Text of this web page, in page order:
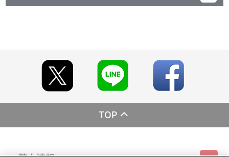
ざいます。
※本商品は、今後一般店舗、イベント会場や海外等で販売する場合
があります。
※撮影環境やご利用のモニター環境により､実物と多少異なって見え
る場合がございます。
※商品画像はイメージです。実際の商品仕様が異なる場合がござい
ます。あらかじめご了承ください。
※すでにご注文しているかのご確認には､｢マイページ｣→｢ご注文履
TOP